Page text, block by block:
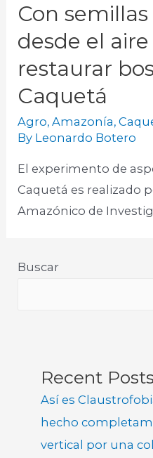
Con
desde el
restaurar
Caquetá
Agro,Amazonía,
By Leonardo Botero
El experimento de
Caquetá es realizado
Amazónico de
Buscar
Recent Posts
Así es
hecho
vertical por una